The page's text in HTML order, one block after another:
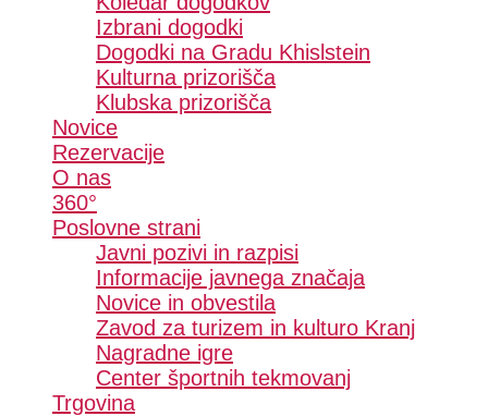
Izbrani dogodki
Dogodki na Gradu Khislstein
Kulturna prizorišča
Klubska prizorišča
Novice
Rezervacije
O nas
360°
Poslovne strani
Javni pozivi in razpisi
Informacije javnega značaja
Novice in obvestila
Zavod za turizem in kulturo Kranj
Nagradne igre
Center športnih tekmovanj
Trgovina